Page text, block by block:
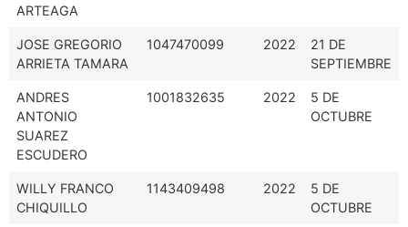
ARTEAGA
JOSE GREGORIO
ARRIETA TAMARA
1047470099 2022
21 DE
SEPTIEMBRE
ANDRES
ANTONIO
SUAREZ
ESCUDERO
1001832635 2022
5 DE
OCTUBRE
WILLY FRANCO
CHIQUILLO
1143409498 2022
5 DE
OCTUBRE